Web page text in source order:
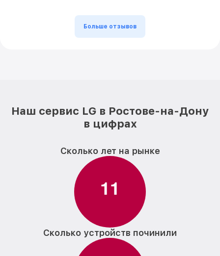
Больше отзывов
Наш сервис LG в Ростове-на-Дону
в цифрах
Сколько лет на рынке
11
Сколько устройств починили